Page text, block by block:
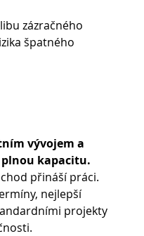
zázračného
špatného
vývojem a
kapacitu.
přináší práci.
nejlepší
projekty